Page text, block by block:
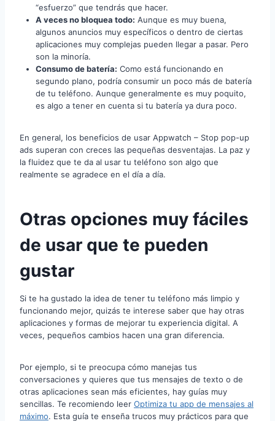
“esfuerzo” que tendrás que hacer.
A veces no bloquea todo: Aunque es muy buena,
algunos anuncios muy específicos o dentro de ciertas
aplicaciones muy complejas pueden llegar a pasar. Pero
son la minoría.
Consumo de batería: Como está funcionando en
segundo plano, podría consumir un poco más de batería
de tu teléfono. Aunque generalmente es muy poquito,
es algo a tener en cuenta si tu batería ya dura poco.
En general, los beneficios de usar Appwatch – Stop pop-up
ads superan con creces las pequeñas desventajas. La paz y
la fluidez que te da al usar tu teléfono son algo que
realmente se agradece en el día a día.
Otras opciones muy fáciles
de usar que te pueden
gustar
Si te ha gustado la idea de tener tu teléfono más limpio y
funcionando mejor, quizás te interese saber que hay otras
aplicaciones y formas de mejorar tu experiencia digital. A
veces, pequeños cambios hacen una gran diferencia.
Por ejemplo, si te preocupa cómo manejas tus
conversaciones y quieres que tus mensajes de texto o de
otras aplicaciones sean más eficientes, hay guías muy
sencillas. Te recomiendo leer Optimiza tu app de mensajes al
máximo. Esta guía te enseña trucos muy prácticos para que